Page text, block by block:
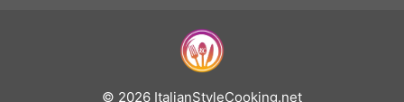
© 2026 ItalianStyleCooking.net